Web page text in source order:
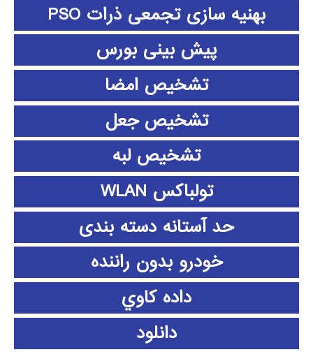
بهنیه سازی تجمعی ذرات PSO
پیش بینی بورس
تشخیص امضا
تشخیص جعل
تشخیص لبه
تولباکس WLAN
حد آستانه دسته بندی
خودرو بدون راننده
داده كاوي
دانلود